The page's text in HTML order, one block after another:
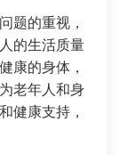
题的重视，
的生活质量
康的身体，
老年人和身
健康支持，